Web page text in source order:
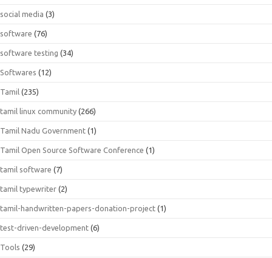
social media (3)
software (76)
software testing (34)
Softwares (12)
Tamil (235)
tamil linux community (266)
Tamil Nadu Government (1)
Tamil Open Source Software Conference (1)
tamil software (7)
tamil typewriter (2)
tamil-handwritten-papers-donation-project (1)
test-driven-development (6)
Tools (29)